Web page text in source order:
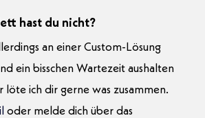
hast du nicht?
an einer Custom-Lösung
ein bisschen Wartezeit aushalten
löte ich dir gerne was zusammen.
oder melde dich über das